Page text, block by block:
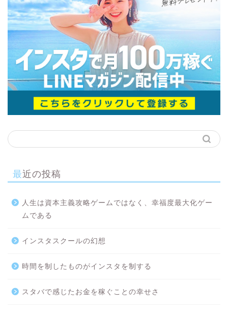
最近の投稿
人生は資本主義攻略ゲームではなく、幸福度最大化ゲー
ムである
インスタスクールの幻想
時間を制したものがインスタを制する
スタバで感じたお金を稼ぐことの幸せさ